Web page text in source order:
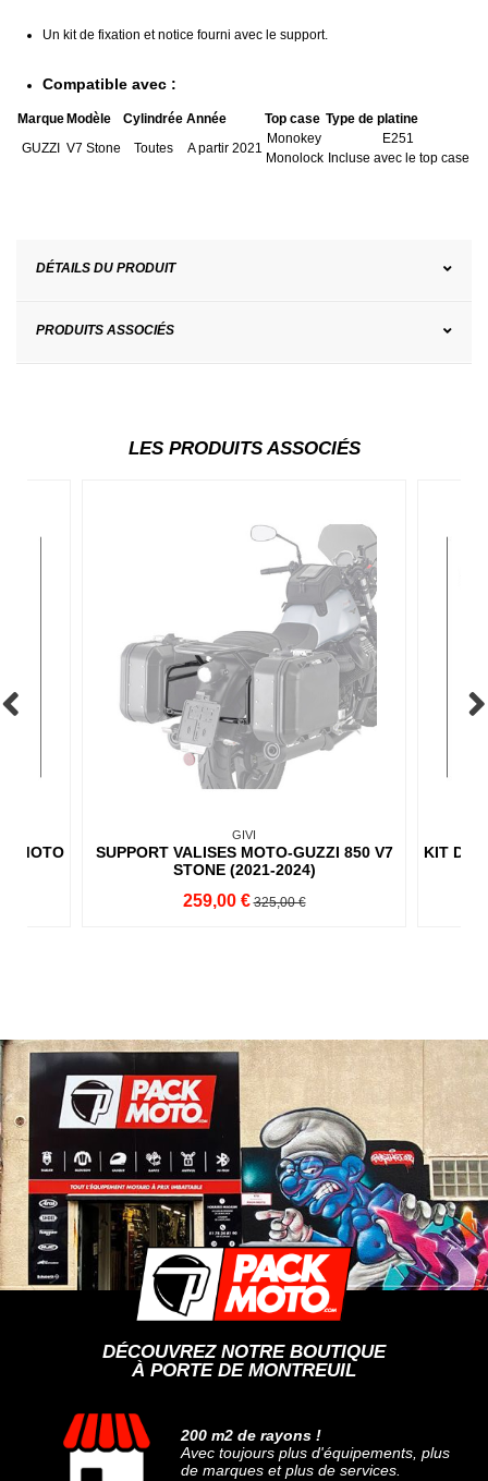
Un kit de fixation et notice fourni avec le support.
Compatible avec :
MarqueModèle Cylindrée Année Top case Type de platine
GUZZI V7 Stone Toutes A partir 2021
Monokey
E251
Monolock Incluse avec le top case
DÉTAILS DU PRODUIT
PRODUITS ASSOCIÉS
LES PRODUITS ASSOCIÉS
MOTO
GIVI
SUPPORT VALISES MOTO-GUZZI 850 V7
STONE (2021-2024)
259,00 € 325,00 €
KIT DE
DÉCOUVREZ NOTRE BOUTIQUE
À PORTE DE MONTREUIL
200 m2 de rayons !
Avec toujours plus d'équipements, plus
de marques et plus de services.